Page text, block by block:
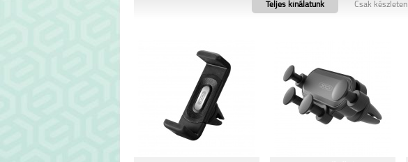
Teljes kínálatunk Csak készleten